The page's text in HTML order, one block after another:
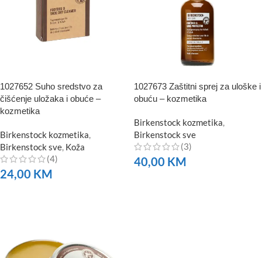
1027652 Suho sredstvo za
čišćenje uložaka i obuće –
kozmetika
Birkenstock kozmetika,
Birkenstock sve, Koža
(4)
24,00 KM
1027673 Zaštitni sprej za uloške i
obuću – kozmetika
Birkenstock kozmetika,
Birkenstock sve
(3)
40,00 KM